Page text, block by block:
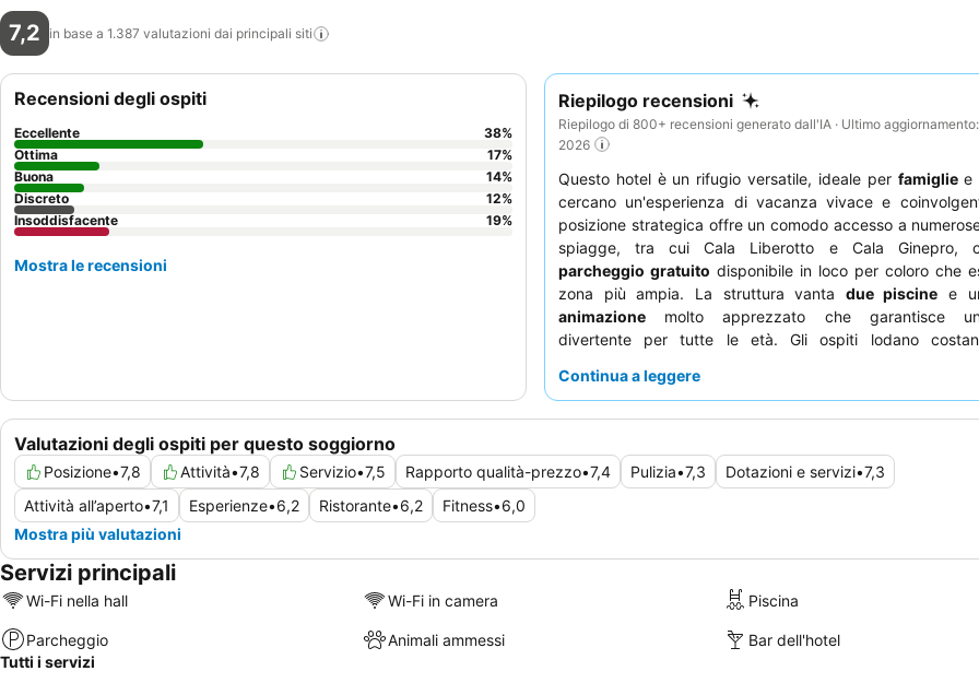
7,2 in base a 1.387 valutazioni dai principali siti
Riepilogo recensioni
Riepilogo di 800+ recensioni generato dall'IA · Ultimo
2026
Questo hotel è un rifugio versatile, ideale per famigliee
cercano un'esperienza di vacanza vivace e
posizione strategica offre un comodo accesso a
spiagge, tra cui Cala Liberotto e Cala Ginepro,
parcheggio gratuito disponibile in loco per coloro che
zona più ampia. La struttura vanta due piscine e
animazione molto apprezzato che garantisce
divertente per tutte le età. Gli ospiti lodano
professionalità, con il
riscatta. Per un soggiorno più confortevole, si consiglia di
una camera recentemente ristrutturata.
Continua a leggere
Valutazioni degli ospiti per questo soggiorno
Posizione•7,8 Attività•7,8 Servizio•7,5 Rapporto qualità-prezzo•7,4 Pulizia•7,3 Dotazioni e servizi•7,3
Attività all’aperto•7,1 Esperienze•6,2 Ristorante•6,2 Fitness•6,0
Mostra più valutazioni
Recensioni degli ospiti
Eccellente 38%
Ottima
17%
Buona
14%
Discreto
12%
Insoddisfacente
19%
Mostra le recensioni
Servizi principali
Wi-Fi nella hall Wi-Fi in camera Piscina
Parcheggio Animali ammessi
Bar dell'hotel
Tutti i servizi